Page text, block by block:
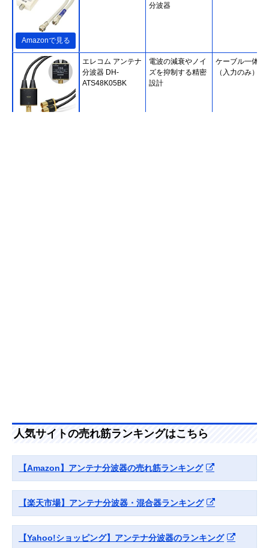
Amazonで見る
分波器
エレコム アンテナ
分波器 DH-
ATS48K05BK
電波の減衰やノイ
ズを抑制する精密
設計
ケーブル一体型
（入力のみ）
Amazonで見る
用混合分波器
MXEUV
にくい高いシール
ド性能
Amazonで見る
(AINEX) アンテナ
分波器 ANT-DM
して使える2in1
人気サイトの売れ筋ランキングはこちら
【Amazon】アンテナ分波器の売れ筋ランキング
【楽天市場】アンテナ分波器・混合器ランキング
【Yahoo!ショッピング】アンテナ分波器のランキング